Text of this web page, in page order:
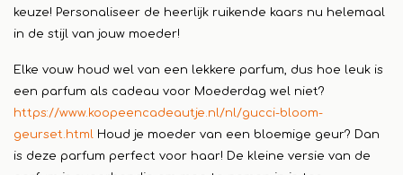
keuze! Personaliseer de heerlijk ruikende kaars nu helemaal
in de stijl van jouw moeder!
Elke vouw houd wel van een lekkere parfum, dus hoe leuk is
een parfum als cadeau voor Moederdag wel niet?
https://www.koopeencadeautje.nl/nl/gucci-bloom-
geurset.html Houd je moeder van een bloemige geur? Dan
is deze parfum perfect voor haar! De kleine versie van de